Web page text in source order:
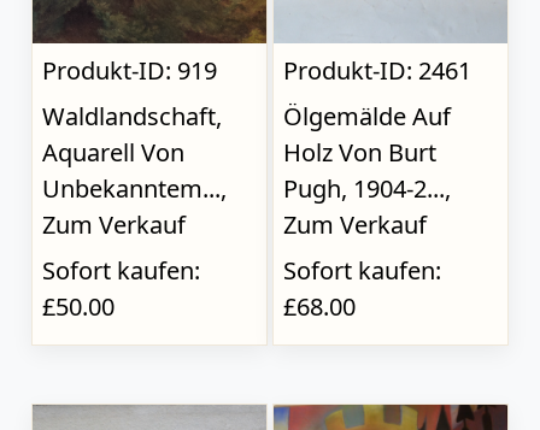
Produkt-ID: 919
Waldlandschaft,
Aquarell Von
Unbekanntem...,
Zum Verkauf
Sofort kaufen:
£50.00
Produkt-ID: 2461
Ölgemälde Auf
Holz Von Burt
Pugh, 1904-2...,
Zum Verkauf
Sofort kaufen:
£68.00